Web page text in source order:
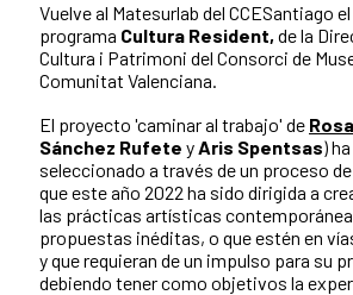
Vuelve al Matesurlab del CCESantiago el
programa Cultura Resident, de la
Cultura i Patrimoni del Consorci de
Comunitat Valenciana.
El proyecto 'caminar al trabajo' de
Sánchez Rufete yAris Spentsas)
seleccionado a través de un proceso
que esteaño 2022 ha sido dirigida a
las prácticas artísticas
propuestas inéditas, o que estén en
y que requieran de un impulso para su
debiendo tener como objetivos la